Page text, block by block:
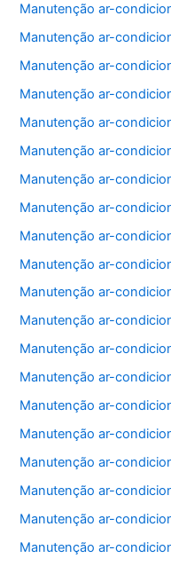
Manutenção ar-
Manutenção ar-
Manutenção ar-
Manutenção ar-
Manutenção ar-
Manutenção ar-
Manutenção ar-
Manutenção ar-
Manutenção ar-
Manutenção ar-
Manutenção ar-
Manutenção ar-
Manutenção ar-
Manutenção ar-
Manutenção ar-
Manutenção ar-
Manutenção ar-
Manutenção ar-
Manutenção ar-
Manutenção ar-